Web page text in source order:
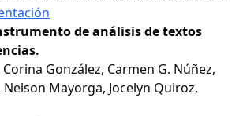
de análisis de textos
González, Carmen G. Núñez,
Mayorga, Jocelyn Quiroz,